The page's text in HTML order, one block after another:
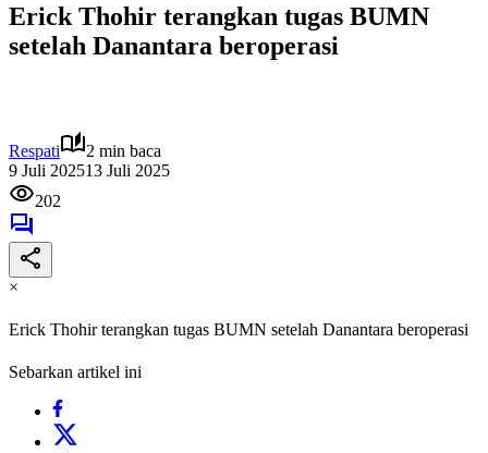
Erick Thohir terangkan tugas BUMN
setelah Danantara beroperasi
Respati
2 min baca
9 Juli 202513 Juli 2025
202
×
Erick Thohir terangkan tugas BUMN setelah Danantara beroperasi
Sebarkan artikel ini